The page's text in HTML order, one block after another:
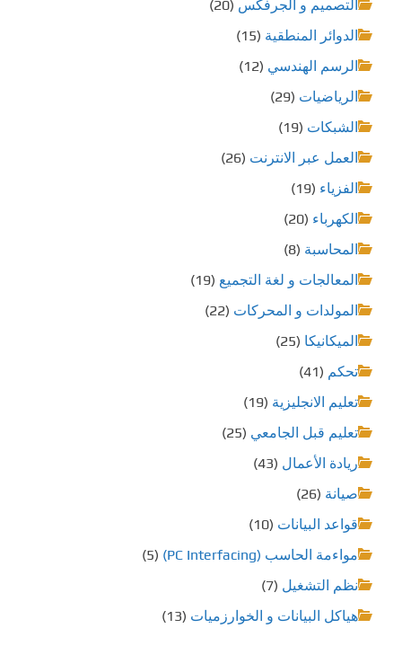
التصميم و الجرفكس (20)
الدوائر المنطقية (15)
الرسم الهندسي (12)
الرياضيات (29)
الشبكات (19)
العمل عبر الانترنت (26)
الفزياء (19)
الكهرباء (20)
المحاسبة (8)
المعالجات و لغة التجميع (19)
المولدات و المحركات (22)
الميكانيكا (25)
تحكم (41)
تعليم الانجليزية (19)
تعليم قبل الجامعي (25)
ريادة الأعمال (43)
صيانة (26)
قواعد البيانات (10)
مواءمة الحاسب (PC Interfacing)
(5)
نظم التشغيل (7)
هياكل البيانات و الخوارزميات (13)